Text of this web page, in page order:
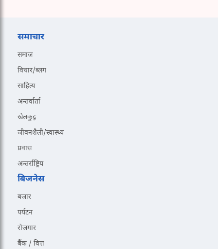
समाचार
समाज
विचार/ब्लग
साहित्य
अन्तर्वार्ता
खेलकुद़़
जीवनशैली/स्वास्थ्य
प्रवास
अन्तर्राष्ट्रिय
बिजनेस
बजार
पर्यटन
रोजगार
बैंक / वित्त